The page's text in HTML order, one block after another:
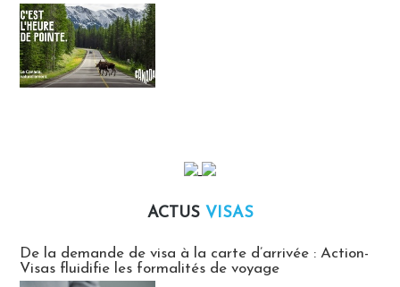
ACTUS VISAS
De la demande de visa à la carte d’arrivée : Action-
Visas fluidifie les formalités de voyage